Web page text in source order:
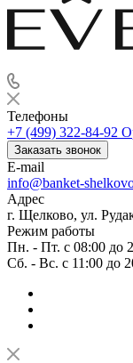
Телефоны
+7 (499) 322-84-92
Заказать звонок
E-mail
info@banket-
Адрес
г. Щелково, ул.
Режим работы
Пн. - Пт. с 08:00 до
Сб. - Вс. с 11:00 до